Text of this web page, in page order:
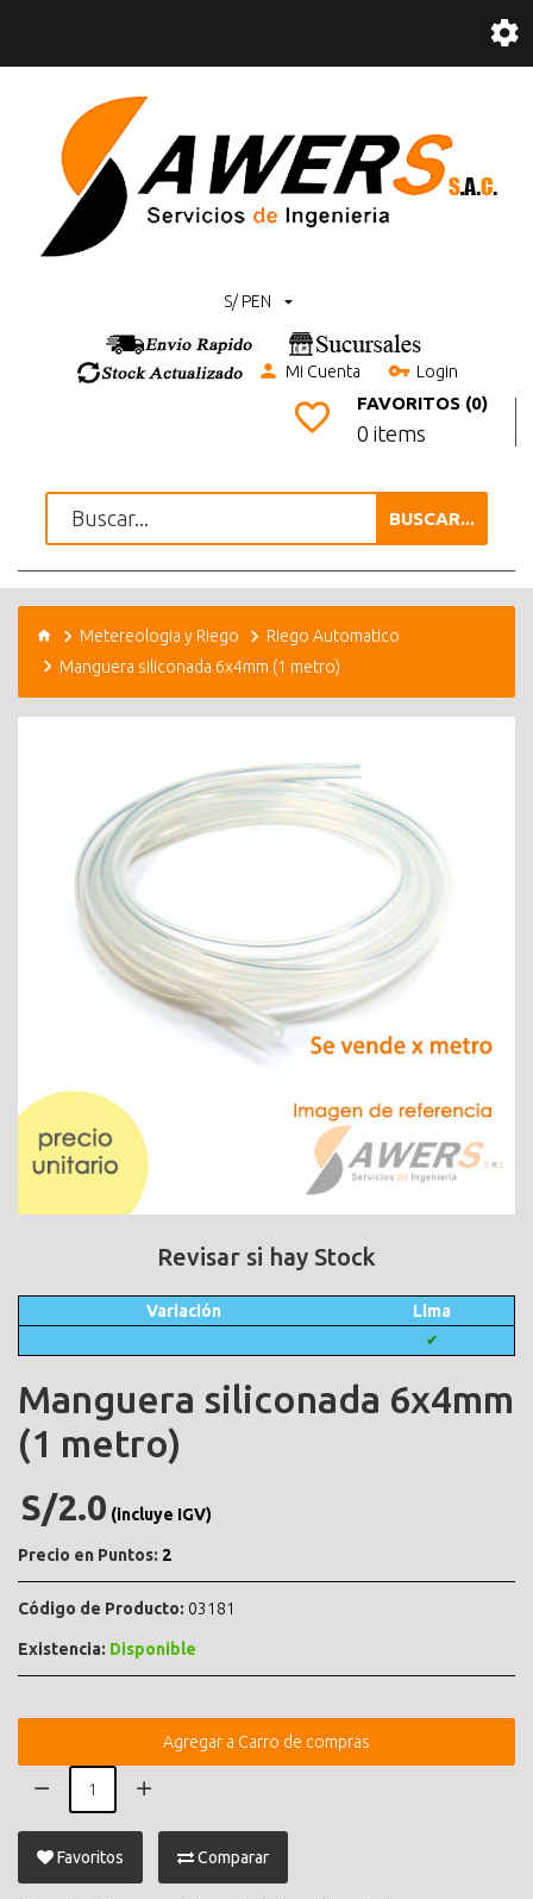
S/ PEN
Mi Cuenta Login
FAVORITOS (0)
0 items
BUSCAR...
Metereologia y Riego
Riego Automatico
Manguera siliconada 6x4mm (1 metro)
Revisar si hay Stock
Variación Lima
✔
Manguera siliconada 6x4mm
(1 metro)
S/2.0 (incluye IGV)
Precio en Puntos: 2
Código de Producto: 03181
Existencia: Disponible
Agregar a Carro de compras
Favoritos Comparar